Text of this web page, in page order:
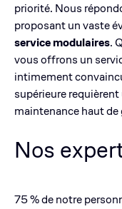
priorité. Nous
proposant un vaste
service modulaires.
vous offrons un
intimement
supérieure
maintenance haut de
Nos
75 % de notre